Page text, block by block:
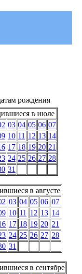
рождения
в июле
03 04 05 06 07
10 11 12 13 14
17 18 19 20 21
24 25 26 27 28
31
в августе
03 04 05 06 07
10 11 12 13 14
17 18 19 20 21
24 25 26 27 28
31
в сентябре